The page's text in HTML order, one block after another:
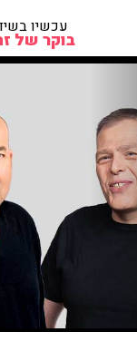
עכשיו
בוקר של